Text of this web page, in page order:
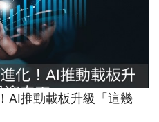
AI推動載板升級「這幾